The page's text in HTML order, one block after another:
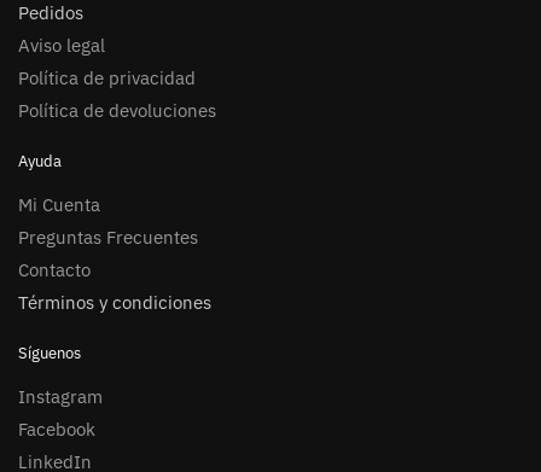
Pedidos
Aviso legal
Política de privacidad
Política de devoluciones
Ayuda
Mi Cuenta
Preguntas Frecuentes
Contacto
Términos y condiciones
Síguenos
Instagram
Facebook
LinkedIn